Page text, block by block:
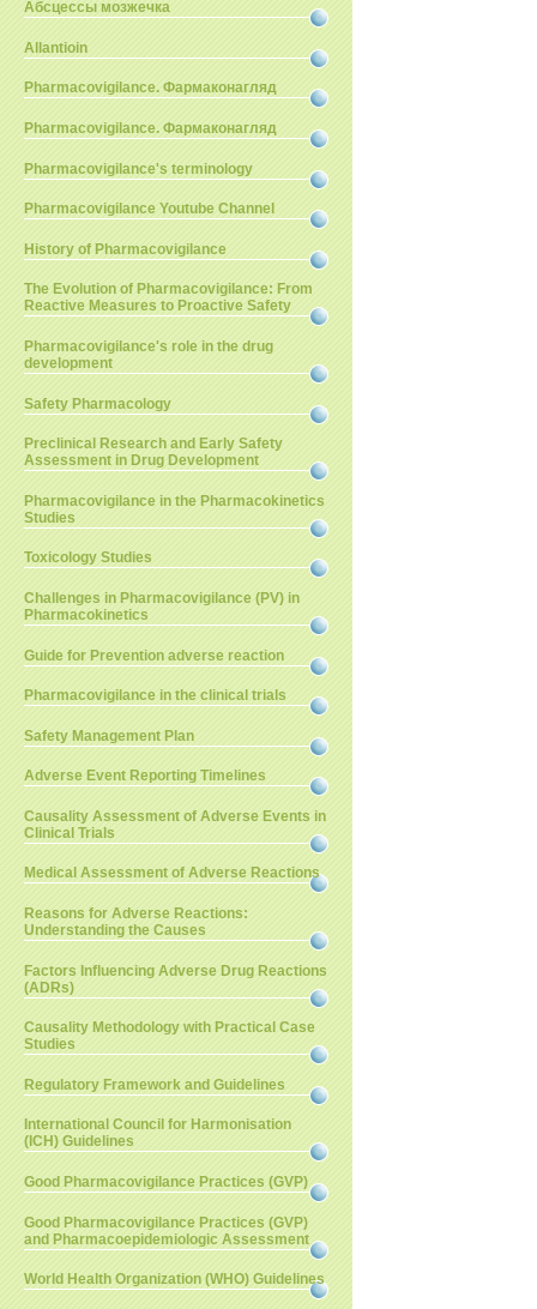
Абсцессы мозжечка
Allantioin
Pharmacovigilance. Фармаконагляд
Pharmacovigilance. Фармаконагляд
Pharmacovigilance's terminology
Pharmacovigilance Youtube Channel
History of Pharmacovigilance
The Evolution of Pharmacovigilance: From
Reactive Measures to Proactive Safety
Pharmacovigilance's role in the drug
development
Safety Pharmacology
Preclinical Research and Early Safety
Assessment in Drug Development
Pharmacovigilance in the Pharmacokinetics
Studies
Toxicology Studies
Challenges in Pharmacovigilance (PV) in
Pharmacokinetics
Guide for Prevention adverse reaction
Pharmacovigilance in the clinical trials
Safety Management Plan
Adverse Event Reporting Timelines
Causality Assessment of Adverse Events in
Clinical Trials
Medical Assessment of Adverse Reactions
Reasons for Adverse Reactions:
Understanding the Causes
Factors Influencing Adverse Drug Reactions
(ADRs)
Causality Methodology with Practical Case
Studies
Regulatory Framework and Guidelines
International Council for Harmonisation
(ICH) Guidelines
Good Pharmacovigilance Practices (GVP)
Good Pharmacovigilance Practices (GVP)
and Pharmacoepidemiologic Assessment
World Health Organization (WHO) Guidelines